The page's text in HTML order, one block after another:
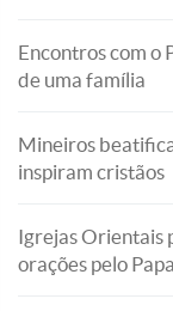
Encontros com o
de uma família
Mineiros
inspiram cristãos
Igrejas Orientais
orações pelo